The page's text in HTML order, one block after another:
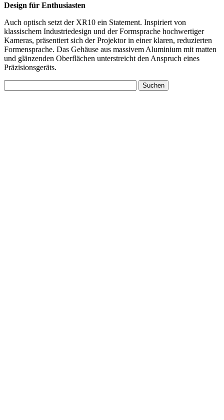
Design für Enthusiasten
Auch optisch setzt der XR10 ein Statement. Inspiriert von
klassischem Industriedesign und der Formsprache hochwertiger
Kameras, präsentiert sich der Projektor in einer klaren, reduzierten
Formensprache. Das Gehäuse aus massivem Aluminium mit matten
und glänzenden Oberflächen unterstreicht den Anspruch eines
Präzisionsgeräts.